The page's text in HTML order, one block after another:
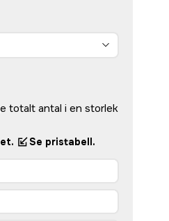
totalt antal i en storlek
Se pristabell.